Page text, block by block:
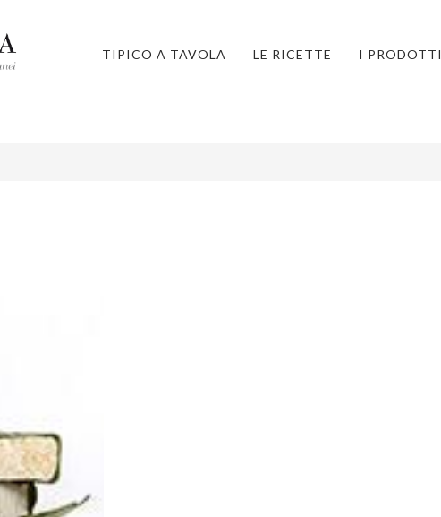
TIPICO A TAVOLA LE RICETTE I PRODOTTI